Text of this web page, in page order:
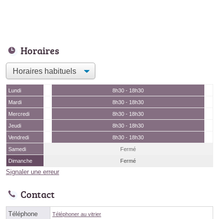
Horaires
Lundi
8h30 - 18h30
Mardi
8h30 - 18h30
Mercredi
8h30 - 18h30
Jeudi
8h30 - 18h30
Vendredi
8h30 - 18h30
Samedi
Fermé
Dimanche
Fermé
Signaler une erreur
Contact
Téléphone Téléphoner au vitrier